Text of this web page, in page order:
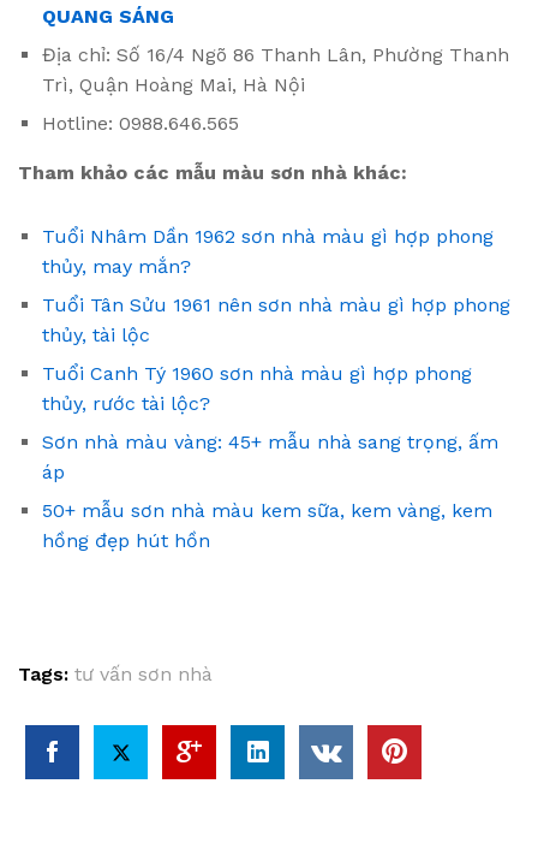
QUANG SÁNG
Địa chỉ: Số 16/4 Ngõ 86 Thanh Lân, Phường Thanh
Trì, Quận Hoàng Mai, Hà Nội
Hotline: 0988.646.565
Tham khảo các mẫu màu sơn nhà khác:
Tuổi Nhâm Dần 1962 sơn nhà màu gì hợp phong
thủy, may mắn?
Tuổi Tân Sửu 1961 nên sơn nhà màu gì hợp phong
thủy, tài lộc
Tuổi Canh Tý 1960 sơn nhà màu gì hợp phong
thủy, rước tài lộc?
Sơn nhà màu vàng: 45+ mẫu nhà sang trọng, ấm
áp
50+ mẫu sơn nhà màu kem sữa, kem vàng, kem
hồng đẹp hút hồn
Tags: tư vấn sơn nhà